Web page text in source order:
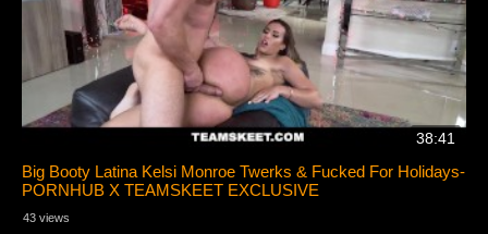
38:41
Big Booty Latina Kelsi Monroe Twerks & Fucked For Holidays-
PORNHUB X TEAMSKEET EXCLUSIVE
43 views